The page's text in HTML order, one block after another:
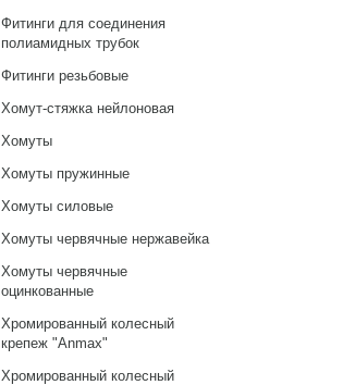
Фитинги для соединения
полиамидных трубок
Фитинги резьбовые
Хомут-стяжка нейлоновая
Хомуты
Хомуты пружинные
Хомуты силовые
Хомуты червячные нержавейка
Хомуты червячные
оцинкованные
Хромированный колесный
крепеж "Anmax"
Хромированный колесный